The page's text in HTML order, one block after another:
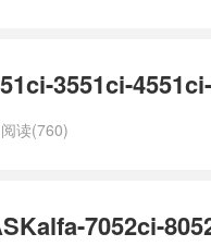
3551ci-
阅读(760)
7052ci-